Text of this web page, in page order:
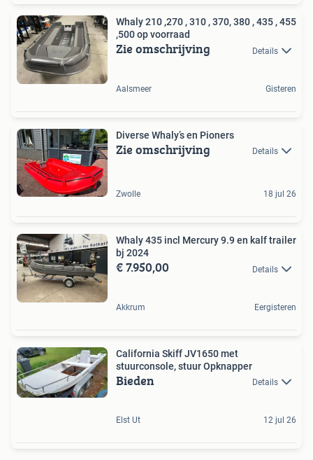
Whaly 210 ,270 , 310 , 370, 380 , 435 , 455
,500 op voorraad
Zie omschrijving Details
Aalsmeer Gisteren
Diverse Whaly’s en Pioners
Zie omschrijving Details
Zwolle 18 jul 26
Whaly 435 incl Mercury 9.9 en kalf trailer
bj 2024
€ 7.950,00 Details
Akkrum Eergisteren
California Skiff JV1650 met
stuurconsole, stuur Opknapper
Bieden Details
Elst Ut 12 jul 26